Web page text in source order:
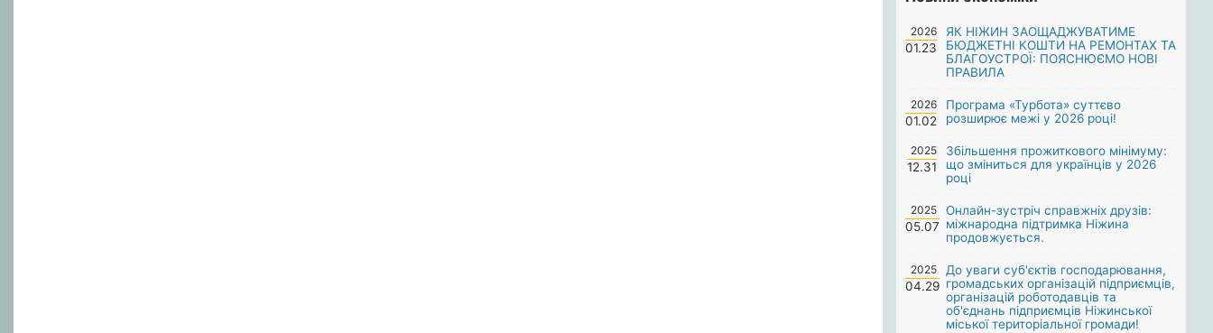
2026
01.23
ЯК НІЖИН ЗАОЩАДЖУВАТИМЕ
БЮДЖЕТНІ КОШТИ НА РЕМОНТАХ ТА
БЛАГОУСТРОЇ: ПОЯСНЮЄМО НОВІ
ПРАВИЛА
2026
01.02
Програма «Турбота» суттєво
розширює межі у 2026 році!
2025
12.31
Збільшення прожиткового мінімуму:
що зміниться для українців у 2026
році
2025
05.07
Онлайн-зустріч справжніх друзів:
міжнародна підтримка Ніжина
продовжується.
2025
04.29
До уваги суб'єктів господарювання,
громадських організацій підприємців,
організацій роботодавців та
об'єднань підприємців Ніжинської
міської територіальної громади!